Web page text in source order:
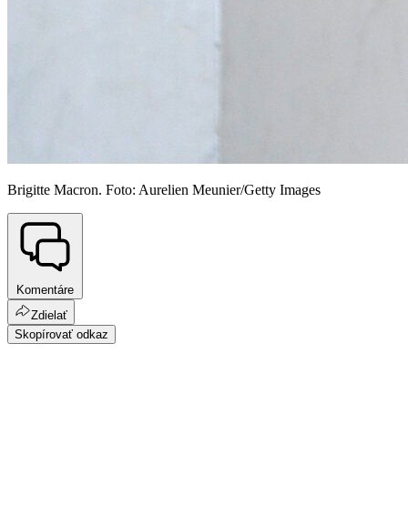
Brigitte Macron. Foto: Aurelien Meunier/Getty Images
Komentáre
Zdielať
Skopírovať odkaz